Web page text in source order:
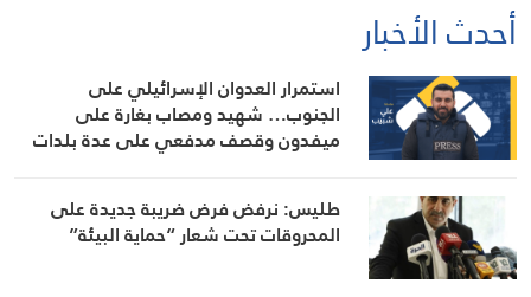
أحدث الأخبار
استمرار العدوان الإسرائيلي على
الجنوب… شهيد ومصاب بغارة على
ميفدون وقصف مدفعي على عدة بلدات
طليس: نرفض فرض ضريبة جديدة على
المحروقات تحت شعار “حماية البيئة”